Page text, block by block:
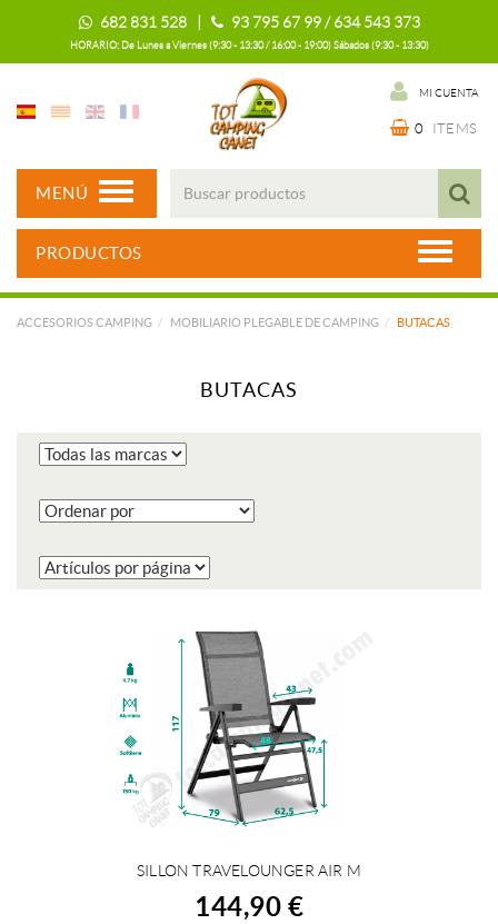
682 831 528 | 93 795 67 99 / 634 543 373
HORARIO: De Lunes a Viernes (9:30 - 13:30 / 16:00 - 19:00) Sábados (9:30 - 13:30)
MI CUENTA
0 ITEMS
MENÚ
PRODUCTOS
ACCESORIOS CAMPING MOBILIARIO PLEGABLE DE CAMPING BUTACAS
BUTACAS
COMPRAR
SILLON TRAVELOUNGER AIR M
144,90 €